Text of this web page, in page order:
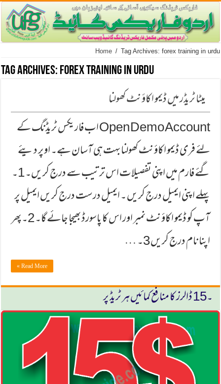
Home / Tag Archives: forex training in urdu
Tag Archives: forex training in urdu
میٹا ٹریڈر میں ڈیمو اکاؤنٹ کھولنا
Open Demo Account اب فاریكس ٹریڈنگ كے
لئے فری ڈیمو اكاؤنٹ كھولنا بہت ہی آسان ہے۔ اوپر دیئے
گئے فارم میں اپنی تفصیلات اس ترتیب سے درج كریں۔ 1۔
پہلے اپنی ایمیل درج كریں ۔ ایمیل درست درج كریں ایمیل پر
آپ كو ڈیمو اكاؤنٹ نمبر اور اس كا پاسورڈ بھیجا جائے گا۔ 2۔ پھر
اپنا نام درج كریں 3۔ …
Read More »
۔15 ڈالرز كا منافع كمائیں ہر ٹریڈ پر